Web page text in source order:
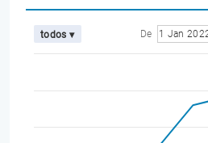
todos ▾ De 1 Jan